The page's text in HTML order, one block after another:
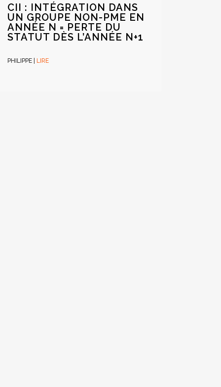
CIR : DOTATIONS D’UN
PROTOTYPE ? CE N’EST
PAS UNE CAUSE
D’EXCLUSION
PHILIPPE LIRE
REMBOURSEMENT
IMMÉDIAT DU CIR/CII :
UNE FACULTÉ, PAS UNE
OBLIGATION
PHILIPPE LIRE
CII : INTÉGRATION DANS
UN GROUPE NON-PME EN
ANNÉE N = PERTE DU
STATUT DÈS L’ANNÉE N+1
PHILIPPE LIRE